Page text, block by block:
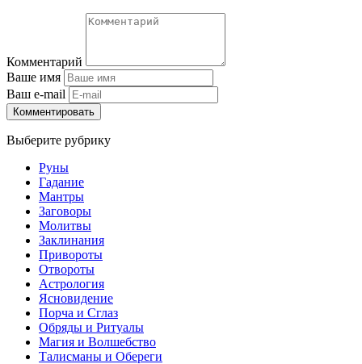
Комментарий
Ваше имя
Ваш e-mail
Комментировать
Выберите рубрику
Руны
Гадание
Мантры
Заговоры
Молитвы
Заклинания
Привороты
Отвороты
Астрология
Ясновидение
Порча и Сглаз
Обряды и Ритуалы
Магия и Волшебство
Талисманы и Обереги